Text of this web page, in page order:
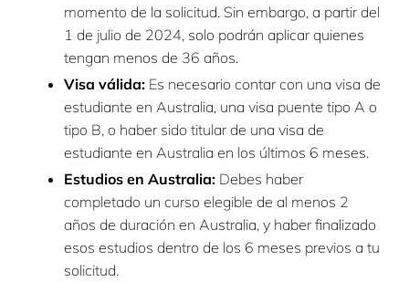
momento de la solicitud. Sin embargo, a partir del
1 de julio de 2024, solo podrán aplicar quienes
tengan menos de 36 años.
Visa válida: Es necesario contar con una visa de
estudiante en Australia, una visa puente tipo A o
tipo B, o haber sido titular de una visa de
estudiante en Australia en los últimos 6 meses.
Estudios en Australia: Debes haber
completado un curso elegible de al menos 2
años de duración en Australia, y haber finalizado
esos estudios dentro de los 6 meses previos a tu
solicitud.